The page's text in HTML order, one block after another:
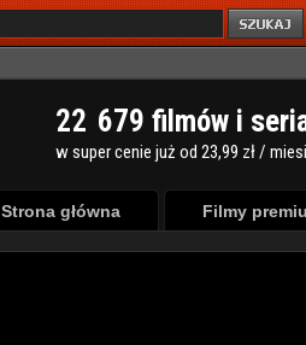
22 679 filmów i
w super cenie już od 23,99 zł /
Strona główna Filmy